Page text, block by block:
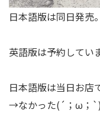
日本語版は同日発売。
英語版は予約してい
日本語版は当日お店
→なかった(´；ω；